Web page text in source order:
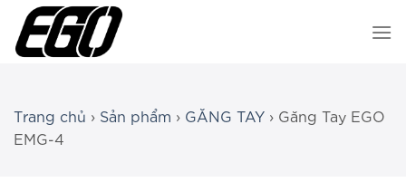
Chuyển
đến
nội
Trang chủ › Sản phẩm › GĂNG TAY › Găng Tay EGO
EMG-4